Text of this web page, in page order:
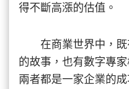
得不斷高漲的估值。
在商業世界中，既
的故事，也有數字專
兩者都是一家企業的